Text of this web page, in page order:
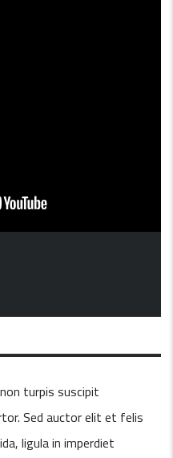
turpis suscipit
Sed auctor elit et felis
ligula in imperdiet